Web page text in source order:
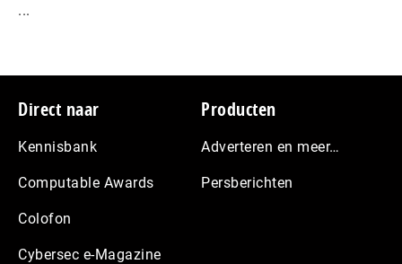
...
Footer
Direct naar
Kennisbank
Computable Awards
Colofon
Cybersec e-Magazine
Producten
Adverteren en meer…
Persberichten